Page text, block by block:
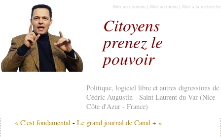
Citoyens
prenez le
pouvoir
Politique, logiciel libre et autres digressions de
Cédric Augustin - Saint Laurent du Var (Nice
Côte d'Azur - France)
Aller au contenu Aller au menu Aller à la recherche
« C'est fondamental - Le grand journal de Canal + »